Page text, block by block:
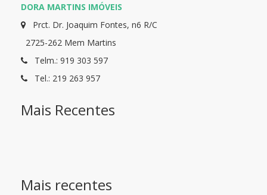
DORA MARTINS IMÓVEIS
Prct. Dr. Joaquim Fontes, n6 R/C
2725-262 Mem Martins
Telm.: 919 303 597
Tel.: 219 263 957
Mais Recentes
Mais recentes